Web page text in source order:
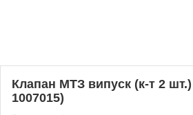
Клапан МТЗ випуск (к-т 2
1007015)